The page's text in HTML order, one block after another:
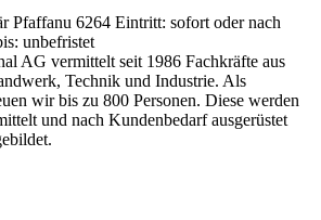
Pfaffanu 6264 Eintritt: sofort oder nach
unbefristet
AG vermittelt seit 1986 Fachkräfte aus
Technik und Industrie. Als
wir bis zu 800 Personen. Diese werden
und nach Kundenbedarf ausgerüstet